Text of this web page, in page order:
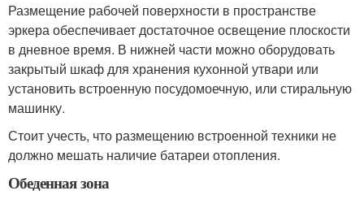
Размещение рабочей поверхности в пространстве
эркера обеспечивает достаточное освещение плоскости
в дневное время. В нижней части можно оборудовать
закрытый шкаф для хранения кухонной утвари или
установить встроенную посудомоечную, или стиральную
машинку.
Стоит учесть, что размещению встроенной техники не
должно мешать наличие батареи отопления.
Обеденная зона